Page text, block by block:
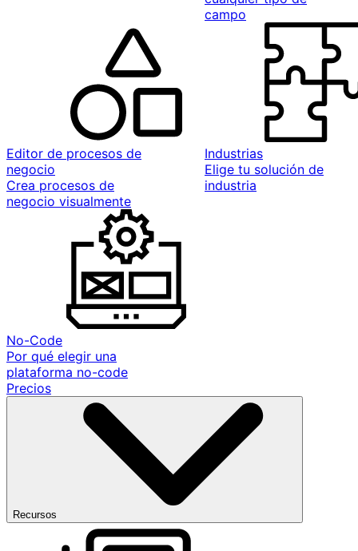
campo
Editor de procesos de
negocio
Crea procesos de
negocio visualmente
Industrias
Elige tu solución de
industria
No-Code
Por qué elegir una
plataforma no-code
Precios
Recursos